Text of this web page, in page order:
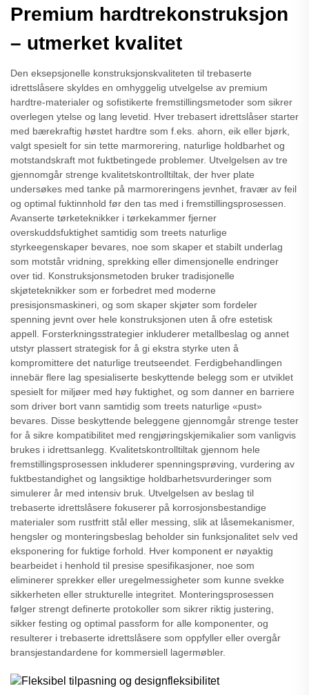
Premium hardtrekonstruksjon
– utmerket kvalitet
Den eksepsjonelle konstruksjonskvaliteten til trebaserte
idrettslåsere skyldes en omhyggelig utvelgelse av premium
hardtre-materialer og sofistikerte fremstillingsmetoder som sikrer
overlegen ytelse og lang levetid. Hver trebasert idrettslåser starter
med bærekraftig høstet hardtre som f.eks. ahorn, eik eller bjørk,
valgt spesielt for sin tette marmorering, naturlige holdbarhet og
motstandskraft mot fuktbetingede problemer. Utvelgelsen av tre
gjennomgår strenge kvalitetskontrolltiltak, der hver plate
undersøkes med tanke på marmoreringens jevnhet, fravær av feil
og optimal fuktinnhold før den tas med i fremstillingsprosessen.
Avanserte tørketeknikker i tørkekammer fjerner
overskuddsfuktighet samtidig som treets naturlige
styrkeegenskaper bevares, noe som skaper et stabilt underlag
som motstår vridning, sprekking eller dimensjonelle endringer
over tid. Konstruksjonsmetoden bruker tradisjonelle
skjøteteknikker som er forbedret med moderne
presisjonsmaskineri, og som skaper skjøter som fordeler
spenning jevnt over hele konstruksjonen uten å ofre estetisk
appell. Forsterkningsstrategier inkluderer metallbeslag og annet
utstyr plassert strategisk for å gi ekstra styrke uten å
kompromittere det naturlige treutseendet. Ferdigbehandlingen
innebär flere lag spesialiserte beskyttende belegg som er utviklet
spesielt for miljøer med høy fuktighet, og som danner en barriere
som driver bort vann samtidig som treets naturlige «pust»
bevares. Disse beskyttende beleggene gjennomgår strenge tester
for å sikre kompatibilitet med rengjøringskjemikalier som vanligvis
brukes i idrettsanlegg. Kvalitetskontrolltiltak gjennom hele
fremstillingsprosessen inkluderer spenningsprøving, vurdering av
fuktbestandighet og langsiktige holdbarhetsvurderinger som
simulerer år med intensiv bruk. Utvelgelsen av beslag til
trebaserte idrettslåsere fokuserer på korrosjonsbestandige
materialer som rustfritt stål eller messing, slik at låsemekanismer,
hengsler og monteringsbeslag beholder sin funksjonalitet selv ved
eksponering for fuktige forhold. Hver komponent er nøyaktig
bearbeidet i henhold til presise spesifikasjoner, noe som
eliminerer sprekker eller uregelmessigheter som kunne svekke
sikkerheten eller strukturelle integritet. Monteringsprosessen
følger strengt definerte protokoller som sikrer riktig justering,
sikker festing og optimal passform for alle komponenter, og
resulterer i trebaserte idrettslåsere som oppfyller eller overgår
bransjestandardene for kommersiell lagermøbler.